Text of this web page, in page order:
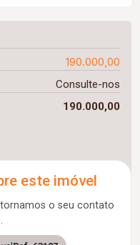
190.000,00
Consulte-nos
190.000,00
este imóvel
o seu contato